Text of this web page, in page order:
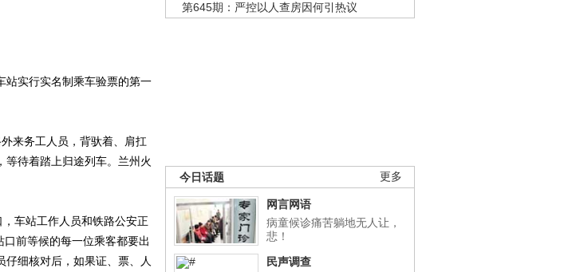
第645期：严控以人查房因何引热议
更多
今日话题
网言网语
病童候诊痛苦躺地无人让，
悲！
民声调查
实行实名制乘车验票的第一
来务工人员，背驮着、肩扛
待着踏上归途列车。兰州火
车站工作人员和铁路公安正
前等候的每一位乘客都要出
细核对后，如果证、票、人